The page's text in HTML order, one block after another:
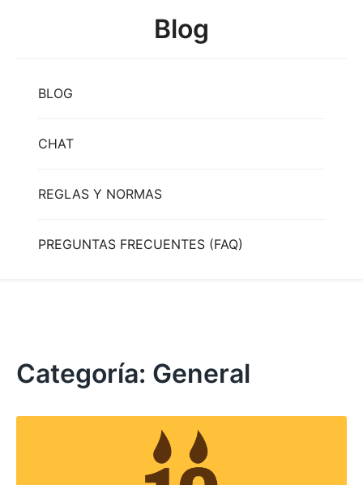
Blog
BLOG
CHAT
REGLAS Y NORMAS
PREGUNTAS FRECUENTES (FAQ)
Categoría: General